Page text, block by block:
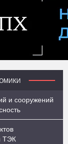
и сооружений
ТЭК